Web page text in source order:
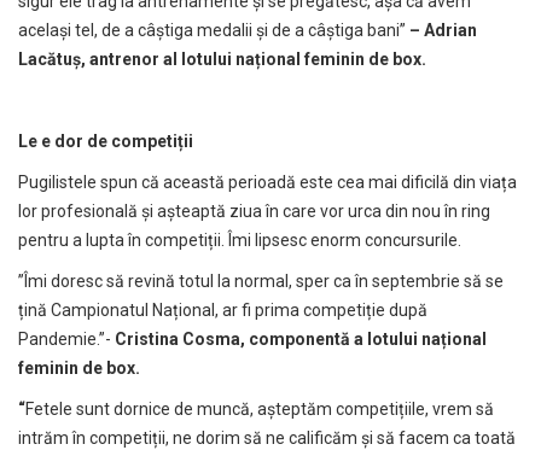
același tel, de a câștiga medalii și de a câștiga bani” – Adrian
Lacătuș, antrenor al lotului național feminin de box.
Le e dor de competiții
Pugilistele spun că această perioadă este cea mai dificilă din viața
lor profesională și așteaptă ziua în care vor urca din nou în ring
pentru a lupta în competiții. Îmi lipsesc enorm concursurile.
”Îmi doresc să revină totul la normal, sper ca în septembrie să se
țină Campionatul Național, ar fi prima competiție după
Pandemie.”- Cristina Cosma, componentă a lotului național
feminin de box.
“Fetele sunt dornice de muncă, așteptăm competițiile, vrem să
intrăm în competiții, ne dorim să ne calificăm și să facem ca toată